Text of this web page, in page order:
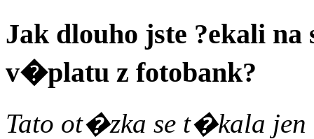
Jak dlouho jste ?ekali
v�platu z fotobank?
Tato ot�zka se t�kala